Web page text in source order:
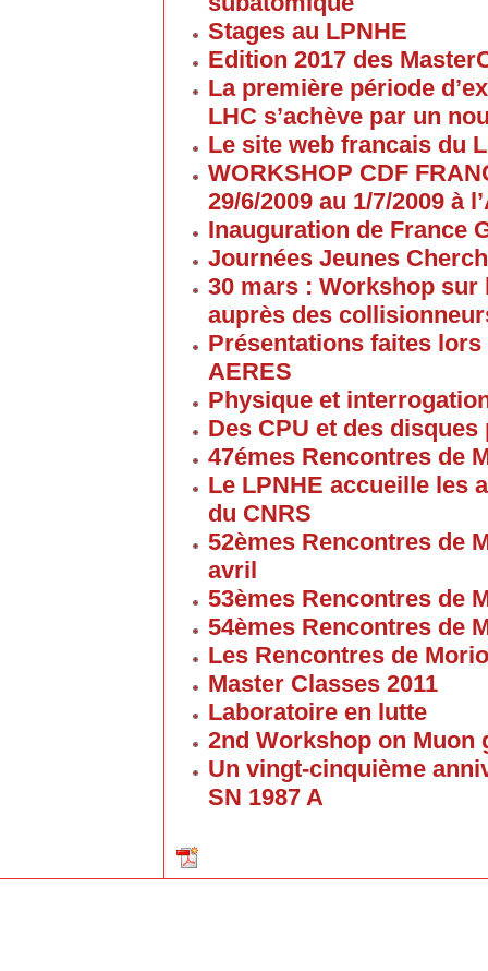
Stages au LPNHE
Edition 2017 des
La première période
LHC s’achève par un
Le site web francais du
WORKSHOP CDF
29/6/2009 au 1/7/2009 à
Inauguration de France
Journées Jeunes
30 mars : Workshop
auprès des
Présentations faites
AERES
Physique et
Des CPU et des
47émes Rencontres de
Le LPNHE accueille les
du CNRS
52èmes Rencontres de
avril
53èmes Rencontres de
54èmes Rencontres de
Les Rencontres de
Master Classes 2011
Laboratoire en lutte
2nd Workshop on Muon
Un vingt-cinquième
SN 1987 A